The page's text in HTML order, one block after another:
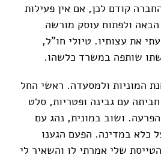
קודם לכן, אם אין פעילות
ולפתוח עוסק מורשה
את עצותיו. טיולי חו"ל,
שותפה במשרד כלשהו.
המוניות ולמסעדה. ראשי החל
עם גבינה ופטריות, סלט
ושוב במונית, נהג עם
כלא במדינה. הפעם הגענו
שלי אמרתי לו והשאיר לי